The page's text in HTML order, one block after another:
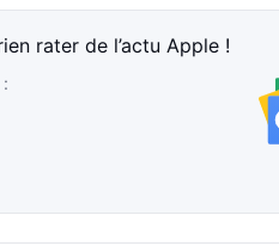
rater de l’actu Apple !